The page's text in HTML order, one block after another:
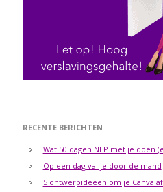
RECENTE BERICHTEN
Wat 50 dagen NLP met je doen
Op een dag val je door de mand
5 ontwerpideeën om je Canva